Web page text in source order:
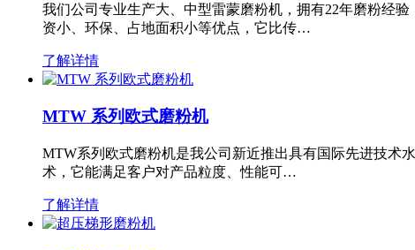
我们公司专业生产大、中型雷蒙磨粉机，拥有22年磨粉经
资小、环保、占地面积小等优点，它比传…
了解详情
MTW 系列欧式磨粉机
MTW系列欧式磨粉机是我公司新近推出具有国际先进技术
术，它能满足客户对产品粒度、性能可…
了解详情